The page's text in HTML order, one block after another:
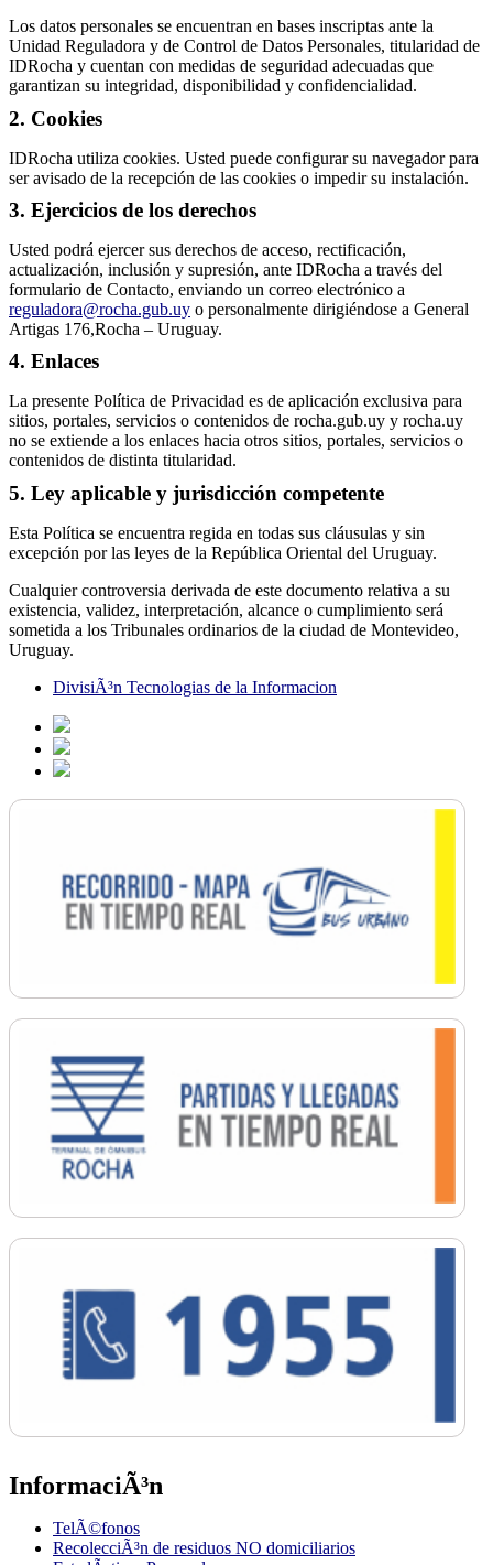
Los datos personales se encuentran en bases inscriptas ante la
Unidad Reguladora y de Control de Datos Personales, titularidad de
IDRocha y cuentan con medidas de seguridad adecuadas que
garantizan su integridad, disponibilidad y confidencialidad.
2. Cookies
IDRocha utiliza cookies. Usted puede configurar su navegador para
ser avisado de la recepción de las cookies o impedir su instalación.
3. Ejercicios de los derechos
Usted podrá ejercer sus derechos de acceso, rectificación,
actualización, inclusión y supresión, ante IDRocha a través del
formulario de Contacto, enviando un correo electrónico a
reguladora@rocha.gub.uy o personalmente dirigiéndose a General
Artigas 176,Rocha – Uruguay.
4. Enlaces
La presente Política de Privacidad es de aplicación exclusiva para
sitios, portales, servicios o contenidos de rocha.gub.uy y rocha.uy
no se extiende a los enlaces hacia otros sitios, portales, servicios o
contenidos de distinta titularidad.
5. Ley aplicable y jurisdicción competente
Esta Política se encuentra regida en todas sus cláusulas y sin
excepción por las leyes de la República Oriental del Uruguay.
Cualquier controversia derivada de este documento relativa a su
existencia, validez, interpretación, alcance o cumplimiento será
sometida a los Tribunales ordinarios de la ciudad de Montevideo,
Uruguay.
DivisiÃ³n Tecnologias de la Informacion
InformaciÃ³n
TelÃ©fonos
RecolecciÃ³n de residuos NO domiciliarios